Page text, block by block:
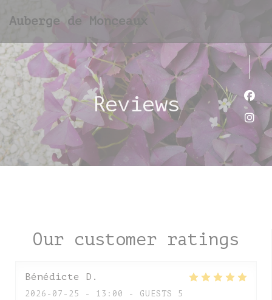
Auberge de Monceaux
Reviews
Our customer ratings
Bénédicte D
2026-07-25
- 13:00 - GUESTS 5